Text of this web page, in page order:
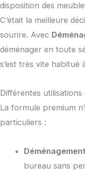
disposition des
C’était la meilleure
sourire. Avec
déménager en toute
s’est très vite habitué
Différentes utilisations
La formule premium
particuliers :
bureau sans